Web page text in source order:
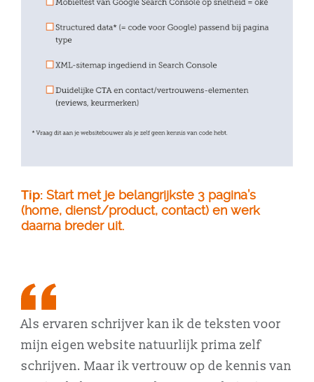
Tip: Start met je belangrijkste 3 pagina’s
(home, dienst/product, contact) en werk
daarna breder uit.
Als ervaren schrijver kan ik de teksten voor
mijn eigen website natuurlijk prima zelf
schrijven. Maar ik vertrouw op de kennis van